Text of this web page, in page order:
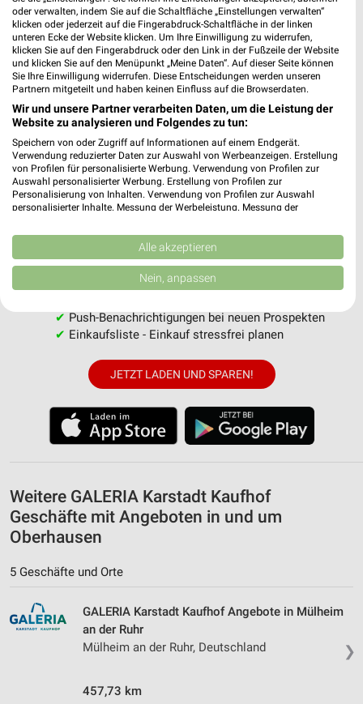
MEHR PROSPEKTE
weekli - Prospekte & Angebote App
Alle GALERIA Karstadt Kaufhof Angebote immer griffbereit –
mit der kostenlosen weekli App für iOS & Android.
Standortgenaue Angebote
✔ Push-Benachrichtigungen bei neuen Prospekten
✔ Einkaufsliste - Einkauf stressfrei planen
JETZT LADEN UND SPAREN!
Weitere GALERIA Karstadt Kaufhof
Geschäfte mit Angeboten in und um
Oberhausen
5 Geschäfte und Orte
❯
GALERIA Karstadt Kaufhof Angebote in Mülheim
an der Ruhr
Mülheim an der Ruhr, Deutschland
457,73 km
oder verwalten, indem Sie auf die Schaltfläche „Einstellungen verwalten“
klicken oder jederzeit auf die Fingerabdruck-Schaltfläche in der linken
unteren Ecke der Website klicken. Um Ihre Einwilligung zu widerrufen,
klicken Sie auf den Fingerabdruck oder den Link in der Fußzeile der Website
und klicken Sie auf den Menüpunkt „Meine Daten“. Auf dieser Seite können
Sie Ihre Einwilligung widerrufen. Diese Entscheidungen werden unseren
Partnern mitgeteilt und haben keinen Einfluss auf die Browserdaten.
Wir und unsere Partner verarbeiten Daten, um die Leistung der
Website zu analysieren und Folgendes zu tun:
Speichern von oder Zugriff auf Informationen auf einem Endgerät.
Verwendung reduzierter Daten zur Auswahl von Werbeanzeigen. Erstellung
von Profilen für personalisierte Werbung. Verwendung von Profilen zur
Auswahl personalisierter Werbung. Erstellung von Profilen zur
Personalisierung von Inhalten. Verwendung von Profilen zur Auswahl
personalisierter Inhalte. Messung der Werbeleistung. Messung der
Kombinationen von Daten aus verschiedenen Quellen. Entwicklung und
Verbesserung der Angebote. Verwendung reduzierter Daten zur Auswahl
von Inhalten.
Daten können außerhalb der Europäischen Union weitergegeben und in die
USA gesendet werden.
Website/App.
Partnerliste anzeigen (1 IAB-Anbieter)
Wir nutzen Ihre Daten für folgende Zwecke:
IAB-Verarbeitungszwecke:
auf einem Endgerät
Erstellung von Profilen für personalisierte
Werbung
Verwendung von Profilen zur Auswahl
von Inhalten
Verwendung von Profilen zur Auswahl
personalisierter Inhalte
Messung der Werbeleistung
Alle akzeptieren
Nein, anpassen